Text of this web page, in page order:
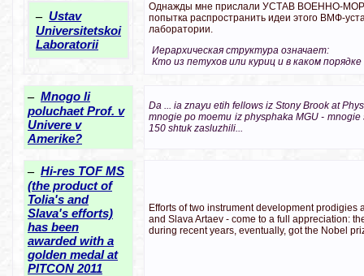
– Ustav
Universitetskoi
Laboratorii
Однажды мне прислали УСТАВ ВОЕННО-
попытка распространить идеи этого ВМФ-
лаборатории.
Иерархическая структура означает:
Кто из петухов или куриц и в каком
– Mnogo li
poluchaet Prof. v
Univere v
Amerike?
Da ... ia znayu etih fellows iz Stony Brook at
mnogie po moemu iz physphaka MGU -
150 shtuk zasluzhili...
– Hi-res TOF MS
(the product of
Tolia's and
Slava's efforts)
has been
awarded with a
golden medal at
PITCON 2011
Efforts of two instrument development
and Slava Artaev - come to a full appreciation:
during recent years, eventually, got the Nobel